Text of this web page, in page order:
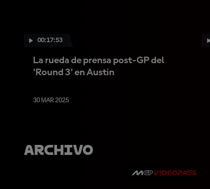
00:17:53
La rueda de prensa post-GP del
'Round 3' en Austin
30 MAR 2025
Archivo